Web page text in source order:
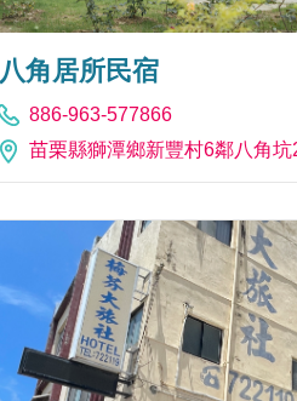
八角居所民宿
886-963-577866
苗栗縣獅潭鄉新豐村6鄰八角坑